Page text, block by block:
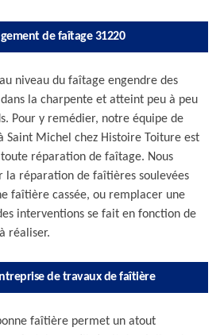
de faîtage 31220
niveau du faîtage engendre des
la charpente et atteint peu à peu
Pour y remédier, notre équipe de
Saint Michel chez Histoire Toiture est
réparation de faîtage. Nous
la réparation de faîtières soulevées
faîtière cassée, ou remplacer une
interventions se fait en fonction de
réaliser.
de travaux de faîtière
faîtière permet un atout